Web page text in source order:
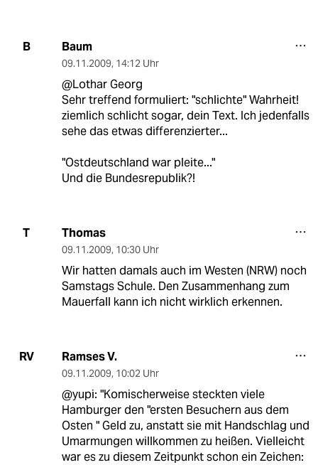
B Baum
09.11.2009, 14:12 Uhr
@Lothar Georg
Sehr treffend formuliert: "schlichte" Wahrheit!
ziemlich schlicht sogar, dein Text. Ich jedenfalls
sehe das etwas differenzierter...
"Ostdeutschland war pleite..."
Und die Bundesrepublik?!
T Thomas
09.11.2009, 10:30 Uhr
Wir hatten damals auch im Westen (NRW) noch
Samstags Schule. Den Zusammenhang zum
Mauerfall kann ich nicht wirklich erkennen.
RV Ramses V.
09.11.2009, 10:02 Uhr
@yupi: "Komischerweise steckten viele
Hamburger den "ersten Besuchern aus dem
Osten " Geld zu, anstatt sie mit Handschlag und
Umarmungen willkommen zu heißen. Vielleicht
war es zu diesem Zeitpunkt schon ein Zeichen: